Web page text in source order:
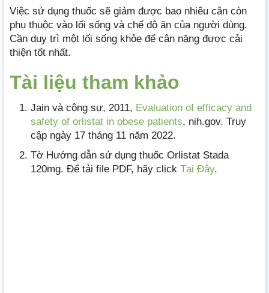
Việc sử dụng thuốc sẽ giảm được bao nhiêu cân còn
phụ thuộc vào lối sống và chế độ ăn của người dùng.
Cần duy trì một lối sống khỏe để cân nặng được cải
thiện tốt nhất.
Tài liệu tham khảo
Jain và cộng sự, 2011, Evaluation of efficacy and
safety of orlistat in obese patients, nih.gov. Truy
cập ngày 17 tháng 11 năm 2022.
Tờ Hướng dẫn sử dụng thuốc Orlistat Stada
120mg. Để tải file PDF, hãy click Tại Đây.